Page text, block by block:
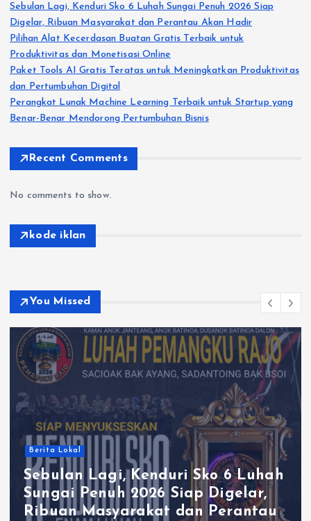
Sebulan Lagi, Kenduri Sko 6 Luhah Sungai Penuh 2026 Siap
Digelar, Ribuan Masyarakat dan Perantau Akan Hadir
Pilihan Alat Kecerdasan Buatan Gratis Terbaik untuk
Produktivitas dan Monetisasi Online
Paket Tools AI Gratis Teratas untuk Meningkatkan Produktivitas
dan Pertumbuhan Digital
Perangkat Lunak Machine Learning Terbaik untuk Startup yang
Benar-Benar Mendorong Pertumbuhan Bisnis
Recent Comments
No comments to show.
kode iklan
You Missed
Berita Lokal
Sebulan Lagi, Kenduri Sko 6 Luhah
Sungai Penuh 2026 Siap Digelar,
Ribuan Masyarakat dan Perantau